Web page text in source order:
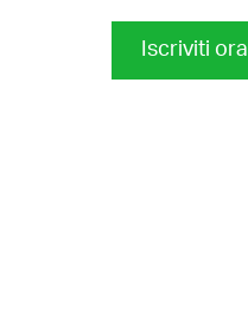
Iscriviti ora